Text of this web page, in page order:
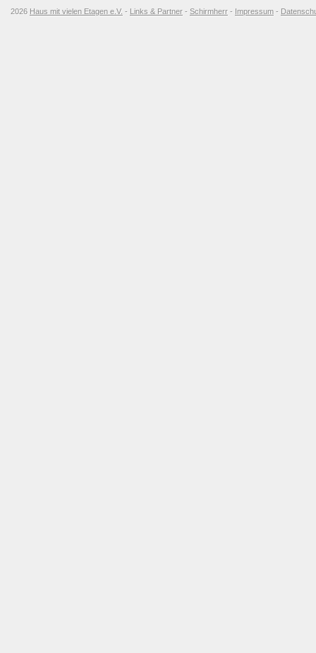
2026 Haus mit vielen Etagen e.V. - Links & Partner - Schirmherr - Impressum -